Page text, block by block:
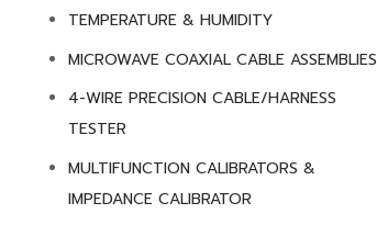
TEMPERATURE & HUMIDITY
MICROWAVE COAXIAL CABLE ASSEMBLIES
4-WIRE PRECISION CABLE/HARNESS
TESTER
MULTIFUNCTION CALIBRATORS &
IMPEDANCE CALIBRATOR